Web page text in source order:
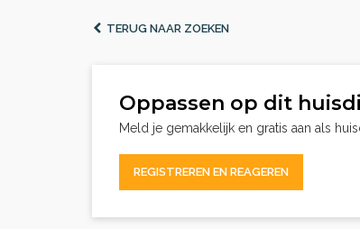
TERUG NAAR ZOEKEN
Oppassen op dit
Meld je gemakkelijk en gratis aan als
REGISTREREN EN REAGEREN